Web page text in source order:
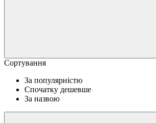
Сортування
За популярністю
Спочатку дешевше
За назвою